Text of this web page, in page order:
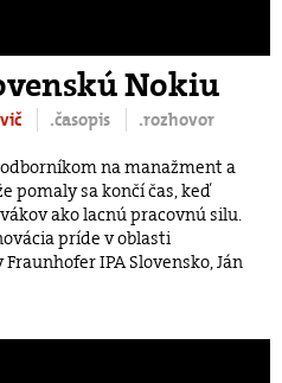
Nokiu
.časopis
.rozhovor
na manažment a
pomaly sa končí čas, keď
ako lacnú pracovnú silu.
príde v oblasti
IPA Slovensko, Ján